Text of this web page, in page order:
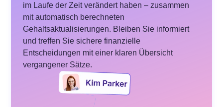
im Laufe der Zeit verändert haben – zusammen
mit automatisch berechneten
Gehaltsaktualisierungen. Bleiben Sie informiert
und treffen Sie sichere finanzielle
Entscheidungen mit einer klaren Übersicht
vergangener Sätze.